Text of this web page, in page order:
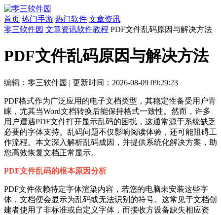
首页 热门手游 热门软件 文章资讯
零三软件园 文章资讯软件教程 PDF文件乱码原因与解决方法
PDF文件乱码原因与解决方法
编辑：零三软件园 | 更新时间：2026-08-09 09:29:23
PDF格式作为广泛应用的电子文档类型，其稳定性备受用户青
睐，尤其当Word文档转换后能保持格式一致性。然而，许多
用户遭遇PDF文件打开显示乱码的困扰，这通常源于系统缺乏
必要的字体支持。乱码问题不仅影响阅读体验，还可能阻碍工
作流程。本文深入解析乱码成因，并提供系统化解决方案，助
您高效恢复文档正常显示。
PDF文件乱码的根本原因分析
PDF文件依赖特定字体渲染内容，若您的电脑未安装这些字
体，文档便会显示为乱码或无法识别的符号。这常见于文档创
建者使用了非标准或自定义字体，而接收方设备缺失相应资